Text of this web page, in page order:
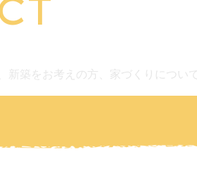
新築をお考えの方、家づくりについ